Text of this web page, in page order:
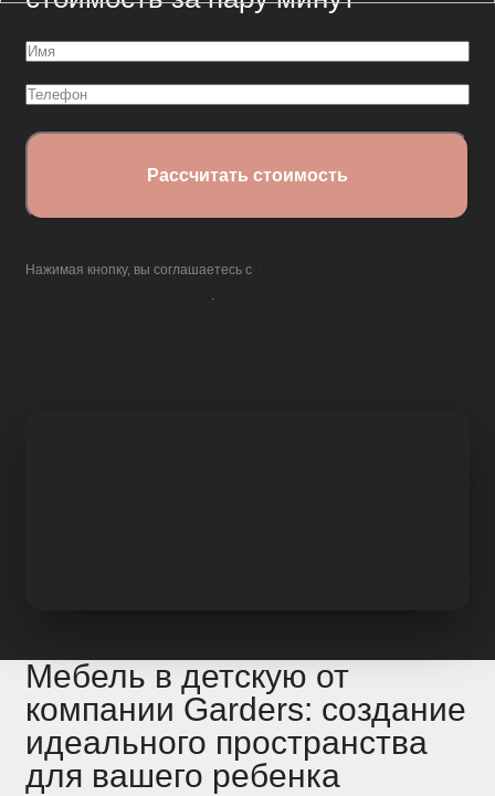
Имя
Телефон
Нажимая кнопку, вы соглашаетесь с
.
Мебель в детскую от
компании Garders: создание
идеального пространства
для вашего ребенка